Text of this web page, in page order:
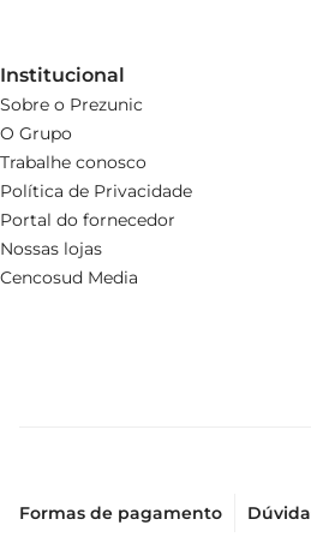
Institucional
Sobre o Prezunic
O Grupo
Trabalhe conosco
Política de Privacidade
Portal do fornecedor
Nossas lojas
Cencosud Media
Formas de pagamento